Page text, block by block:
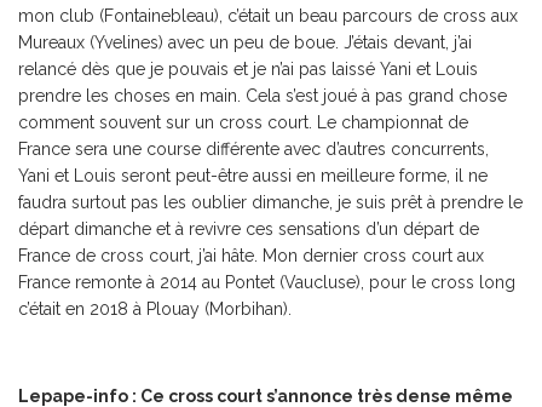
mon club (Fontainebleau), c’était un beau parcours de cross aux
Mureaux (Yvelines) avec un peu de boue. J’étais devant, j’ai
relancé dès que je pouvais et je n’ai pas laissé Yani et Louis
prendre les choses en main. Cela s’est joué à pas grand chose
comment souvent sur un cross court. Le championnat de
France sera une course différente avec d’autres concurrents,
Yani et Louis seront peut-être aussi en meilleure forme, il ne
faudra surtout pas les oublier dimanche, je suis prêt à prendre le
départ dimanche et à revivre ces sensations d’un départ de
France de cross court, j’ai hâte. Mon dernier cross court aux
France remonte à 2014 au Pontet (Vaucluse), pour le cross long
c’était en 2018 à Plouay (Morbihan).
Lepape-info : Ce cross court s’annonce très dense même